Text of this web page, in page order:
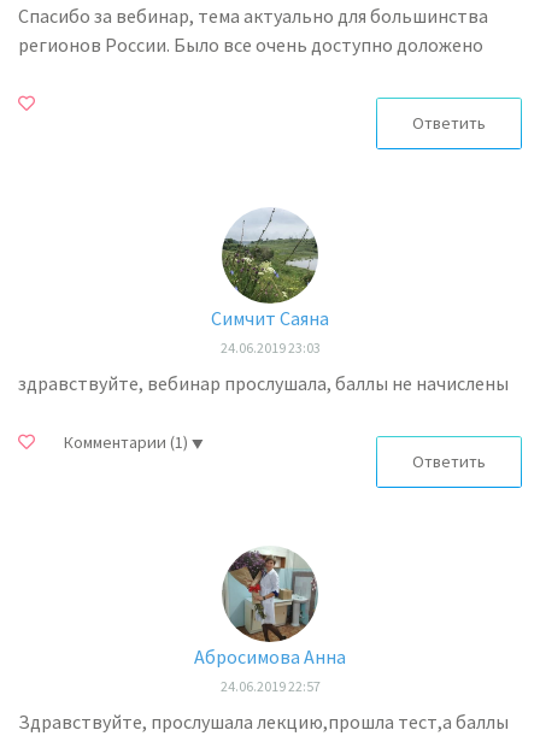
Спасибо за вебинар, тема актуально для большинства
регионов России. Было все очень доступно доложено
Ответить
Симчит Саяна
24.06.2019 23:03
здравствуйте, вебинар прослушала, баллы не начислены
Комментарии (1)
Ответить
Абросимова Анна
24.06.2019 22:57
Здравствуйте, прослушала лекцию,прошла тест,а баллы